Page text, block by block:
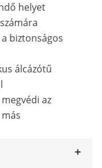
helyet
biztonságos
álcázótű
az